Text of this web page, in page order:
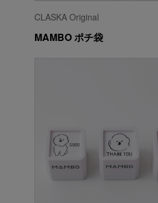
CLASKA Original
MAMBO ポチ袋